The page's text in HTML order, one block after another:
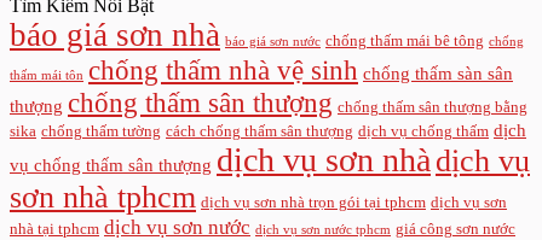
Tìm Kiếm Nổi Bật
báo giá sơn nhà báo giá sơn nước chống thấm mái bê tông chống
thấm mái tôn chống thấm nhà vệ sinh chống thấm sàn sân
thượng chống thấm sân thượng chống thấm sân thượng bằng
sika chống thấm tường cách chống thấm sân thượng dịch vụ chống thấm dịch
vụ chống thấm sân thượng dịch vụ sơn nhà dịch vụ
sơn nhà tphcm dịch vụ sơn nhà trọn gói tại tphcm dịch vụ sơn
nhà tại tphcm dịch vụ sơn nước dịch vụ sơn nước tphcm giá công sơn nước